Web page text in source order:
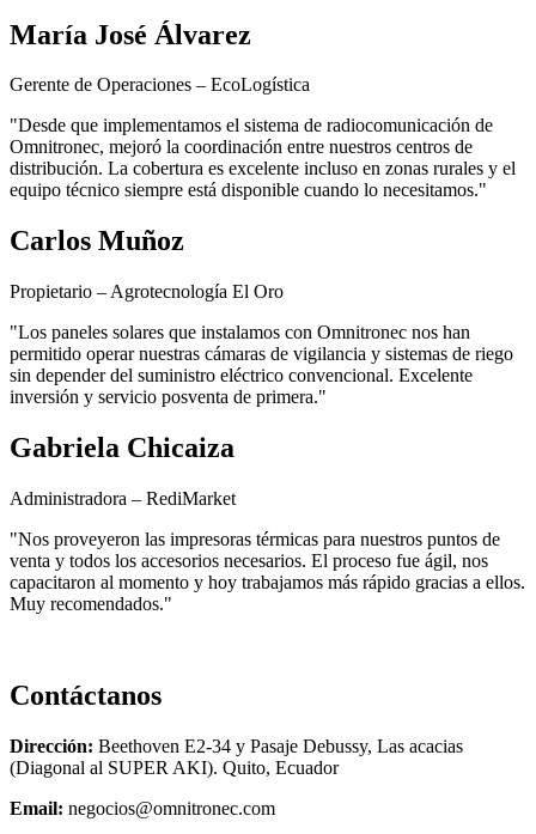
María José Álvarez
Gerente de Operaciones – EcoLogística
"Desde que implementamos el sistema de radiocomunicación de
Omnitronec, mejoró la coordinación entre nuestros centros de
distribución. La cobertura es excelente incluso en zonas rurales y el
equipo técnico siempre está disponible cuando lo necesitamos."
Carlos Muñoz
Propietario – Agrotecnología El Oro
"Los paneles solares que instalamos con Omnitronec nos han
permitido operar nuestras cámaras de vigilancia y sistemas de riego
sin depender del suministro eléctrico convencional. Excelente
inversión y servicio posventa de primera."
Gabriela Chicaiza
Administradora – RediMarket
"Nos proveyeron las impresoras térmicas para nuestros puntos de
venta y todos los accesorios necesarios. El proceso fue ágil, nos
capacitaron al momento y hoy trabajamos más rápido gracias a ellos.
Muy recomendados."
Contáctanos
Dirección: Beethoven E2-34 y Pasaje Debussy, Las acacias
(Diagonal al SUPER AKI). Quito, Ecuador
Email: negocios@omnitronec.com